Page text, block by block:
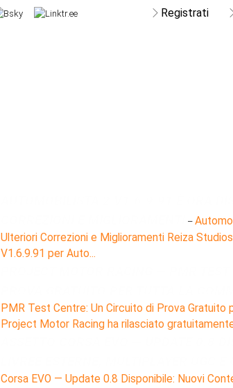
Registrati
–
Ulteriori Correzioni e Miglioramenti Reiza
V1.6.9.91 per Auto...
PMR Test Centre: Un Circuito di Prova Gratuito
Project Motor Racing ha rilasciato
Corsa EVO — Update 0.8 Disponibile: Nuovi